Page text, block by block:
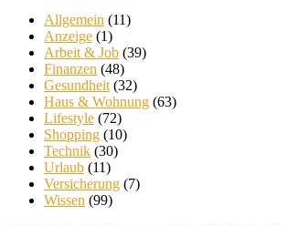
Allgemein (11)
Anzeige (1)
Arbeit & Job (39)
Finanzen (48)
Gesundheit (32)
Haus & Wohnung (63)
Lifestyle (72)
Shopping (10)
Technik (30)
Urlaub (11)
Versicherung (7)
Wissen (99)